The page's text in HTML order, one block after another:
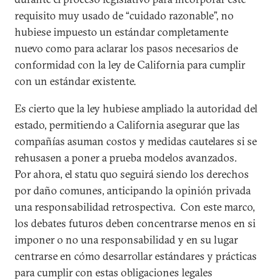
requisito muy usado de “cuidado razonable”, no
hubiese impuesto un estándar completamente
nuevo como para aclarar los pasos necesarios de
conformidad con la ley de California para cumplir
con un estándar existente.
Es cierto que la ley hubiese ampliado la autoridad del
estado, permitiendo a California asegurar que las
compañías asuman costos y medidas cautelares si se
rehusasen a poner a prueba modelos avanzados.
Por ahora, el statu quo seguirá siendo los derechos
por daño comunes, anticipando la opinión privada
una responsabilidad retrospectiva. Con este marco,
los debates futuros deben concentrarse menos en si
imponer o no una responsabilidad y en su lugar
centrarse en cómo desarrollar estándares y prácticas
para cumplir con estas obligaciones legales